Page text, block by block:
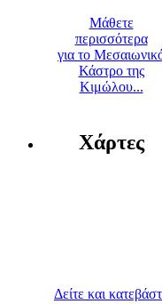
Μάθετε
περισσότερα
για το
Κάστρο της
Κιμώλου...
Χάρτες
Δείτε και